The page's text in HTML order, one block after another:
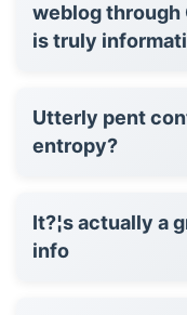
weblog through
is truly
Utterly pent
entropy?
It?¦s actually a
info